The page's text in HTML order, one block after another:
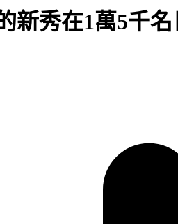
新秀在1萬5千